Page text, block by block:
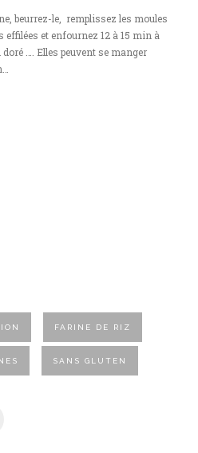
beurrez-le, remplissez les moules
effilées et enfournez 12 à 15 min à
…. Elles peuvent se manger
FARINE DE RIZ
SANS GLUTEN